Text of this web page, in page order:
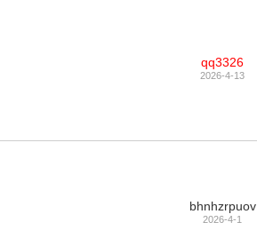
qq3326
2026-4-13
bhnhzrpuov
2026-4-1